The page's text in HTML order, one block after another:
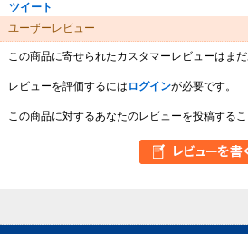
ツイート
ユーザーレビュー
この商品に寄せられたカスタマーレビューはまだ
レビューを評価するには ログインが必要です。
この商品に対するあなたのレビューを投稿するこ